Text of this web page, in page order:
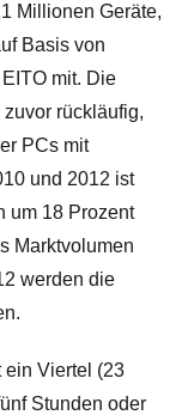
Millionen Geräte,
Basis von
mit. Die
rückläufig,
PCs mit
und 2012 ist
um 18 Prozent
Marktvolumen
werden die
ein Viertel (23
Stunden oder